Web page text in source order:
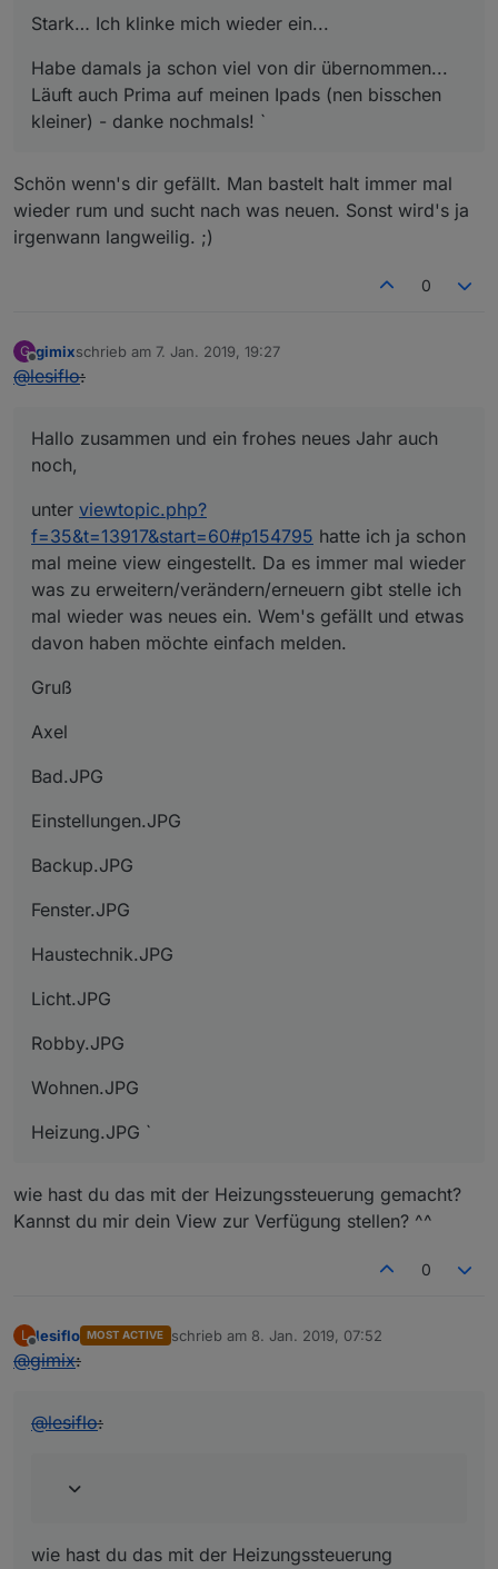
Stark… Ich klinke mich wieder ein...
Habe damals ja schon viel von dir übernommen...
Läuft auch Prima auf meinen Ipads (nen bisschen
kleiner) - danke nochmals! `
Schön wenn's dir gefällt. Man bastelt halt immer mal
wieder rum und sucht nach was neuen. Sonst wird's ja
irgenwann langweilig. ;)
0
G
Offline
gimixschrieb am 7. Jan. 2019, 19:27
zuletzt editiert von
@lesiflo:
Hallo zusammen und ein frohes neues Jahr auch
noch,
unter viewtopic.php?
f=35&t=13917&start=60#p154795 hatte ich ja schon
mal meine view eingestellt. Da es immer mal wieder
was zu erweitern/verändern/erneuern gibt stelle ich
mal wieder was neues ein. Wem's gefällt und etwas
davon haben möchte einfach melden.
Gruß
Axel
Bad.JPG
Einstellungen.JPG
Backup.JPG
Fenster.JPG
Haustechnik.JPG
Licht.JPG
Robby.JPG
Wohnen.JPG
Heizung.JPG `
wie hast du das mit der Heizungssteuerung gemacht?
Kannst du mir dein View zur Verfügung stellen? ^^
0
L
Offline
lesiflo MOST ACTIVE schrieb am 8. Jan. 2019, 07:52
zuletzt editiert von
@gimix:
@lesiflo:
wie hast du das mit der Heizungssteuerung